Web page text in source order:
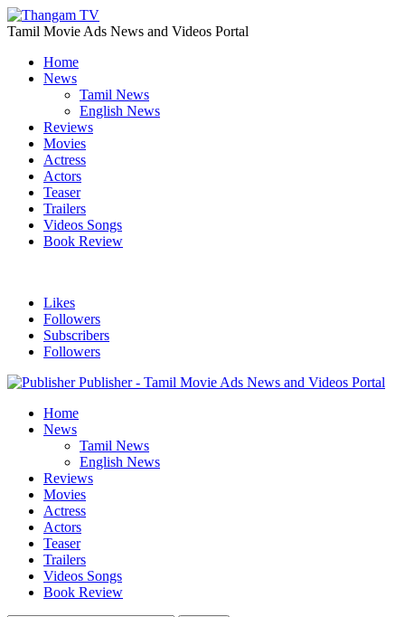
Tamil Movie Ads News and Videos Portal
Home
News
Tamil News
English News
Reviews
Movies
Actress
Actors
Teaser
Trailers
Videos Songs
Book Review
Likes
Followers
Subscribers
Followers
Publisher - Tamil Movie Ads News and Videos Portal
Home
News
Tamil News
English News
Reviews
Movies
Actress
Actors
Teaser
Trailers
Videos Songs
Book Review